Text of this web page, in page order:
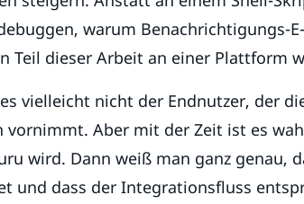
warum Benachrichtigungs-
Teil dieser Arbeit an einer Plattform
vielleicht nicht der Endnutzer, der
vornimmt. Aber mit der Zeit ist es
wird. Dann weiß man ganz genau,
und dass der Integrationsfluss